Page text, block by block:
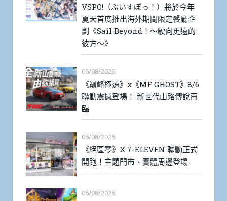
VSPO!（ぶいすぽっ！）將於今年
夏天首度推出海外期間限定餐廳企
劃《Sail Beyond！～駛向更遠的
彼方～》
06/08/2026
《巔峰極速》x《MF GHOST》8/6
聯動震撼登場！ 新世代山路傳說再
臨
06/08/2026
《絕區零》X 7-ELEVEN 聯動正式
開跑！主題門市、實體周邊登場
06/08/2026